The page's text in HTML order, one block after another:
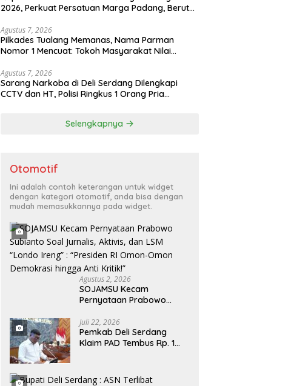
2026, Perkuat Persatuan Marga Padang, Berutu,
Agustus 7, 2026
Pilkades Tualang Memanas, Nama Parman
Nomor 1 Mencuat: Tokoh Masyarakat Nilai
Agustus 7, 2026
Sarang Narkoba di Deli Serdang Dilengkapi
CCTV dan HT, Polisi Ringkus 1 Orang Pria
Selengkapnya
Otomotif
Ini adalah contoh keterangan untuk widget
dengan kategori otomotif, anda bisa dengan
mudah memasukkannya pada widget.
Agustus 2, 2026
SOJAMSU Kecam
Pernyataan Prabowo
Aktivis, dan LSM “Londo
Ireng” : “Presiden RI
Omon-Omon Demokrasi
Juli 22, 2026
Pemkab Deli Serdang
Klaim PAD Tembus Rp. 1
Soal APBD TA 2025